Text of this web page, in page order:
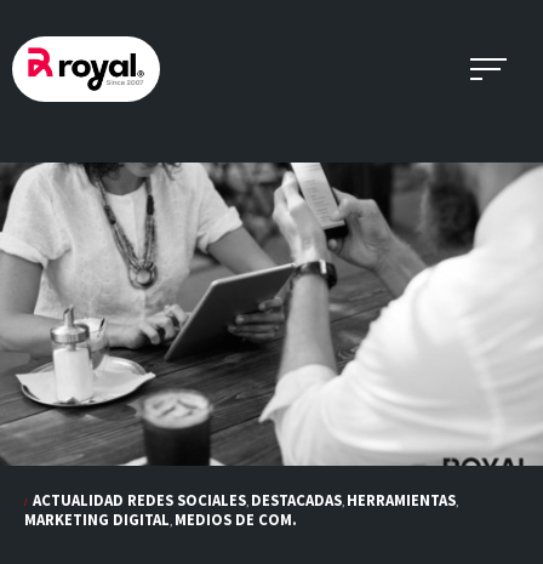
to
content
ACTUALIDAD REDES SOCIALES, DESTACADAS, HERRAMIENTAS,
MARKETING DIGITAL, MEDIOS DE COM.